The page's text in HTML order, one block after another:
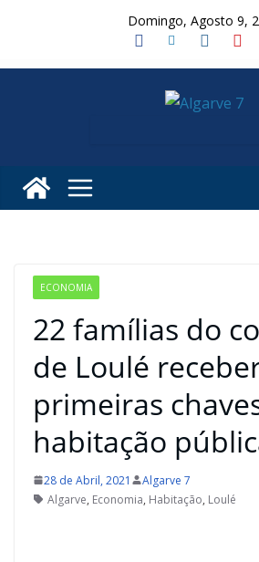
Domingo, Agosto 9,
ECONOMIA
22 famílias do
de Loulé
primeiras
habitação
28 de Abril, 2021
Algarve 7
Algarve, Economia, Habitação, Loulé